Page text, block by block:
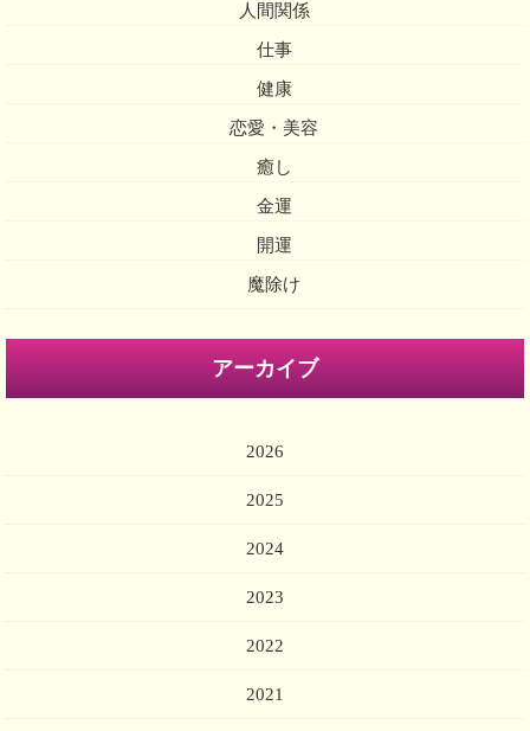
人間関係
仕事
健康
恋愛・美容
癒し
金運
開運
魔除け
アーカイブ
2026
2025
2024
2023
2022
2021